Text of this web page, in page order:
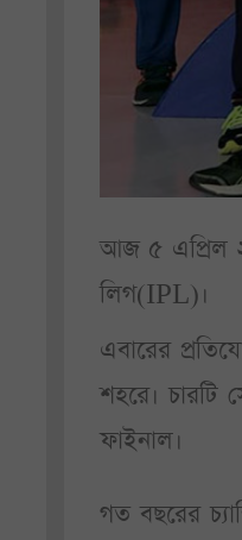
আজ ৫ এপ্রিল
লিগ(IPL)।
এবারের
শহরে। চারটি
ফাইনাল।
গত বছরের